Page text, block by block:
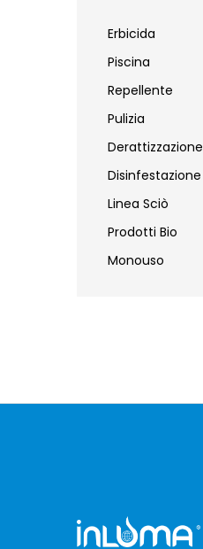
Erbicida
Piscina
Repellente
Pulizia
Derattizzazione
Disinfestazione
Linea Sciò
Prodotti Bio
Monouso